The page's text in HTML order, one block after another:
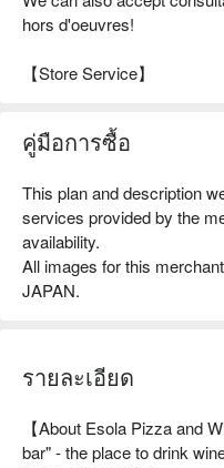
hors d'oeuvres!
【Store Service】
คู่มือการซื้อ
This plan and description
services provided by the
availability.
All images for this
JAPAN.
รายละเอียด
【About Esola Pizza and
bar" - the place to drink